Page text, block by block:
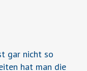
gar nicht so
hat man die